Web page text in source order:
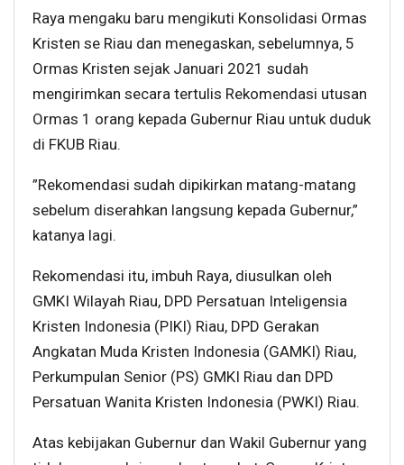
Raya mengaku baru mengikuti Konsolidasi Ormas
Kristen se Riau dan menegaskan, sebelumnya, 5
Ormas Kristen sejak Januari 2021 sudah
mengirimkan secara tertulis Rekomendasi utusan
Ormas 1 orang kepada Gubernur Riau untuk duduk
di FKUB Riau.
”Rekomendasi sudah dipikirkan matang-matang
sebelum diserahkan langsung kepada Gubernur,”
katanya lagi.
Rekomendasi itu, imbuh Raya, diusulkan oleh
GMKI Wilayah Riau, DPD Persatuan Inteligensia
Kristen Indonesia (PIKI) Riau, DPD Gerakan
Angkatan Muda Kristen Indonesia (GAMKI) Riau,
Perkumpulan Senior (PS) GMKI Riau dan DPD
Persatuan Wanita Kristen Indonesia (PWKI) Riau.
Atas kebijakan Gubernur dan Wakil Gubernur yang